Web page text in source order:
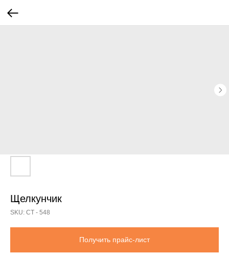
Щелкунчик
SKU: СТ - 548
Получить прайс-лист